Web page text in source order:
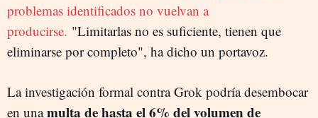
problemas identificados no vuelvan a
producirse. "Limitarlas no es suficiente, tienen que
eliminarse por completo", ha dicho un portavoz.
La investigación formal contra Grok podría desembocar
en unamulta de hasta el 6% del volumen de